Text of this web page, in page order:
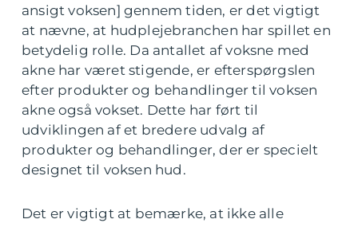
ansigt voksen] gennem tiden, er det vigtigt
at nævne, at hudplejebranchen har spillet en
betydelig rolle. Da antallet af voksne med
akne har været stigende, er efterspørgslen
efter produkter og behandlinger til voksen
akne også vokset. Dette har ført til
udviklingen af et bredere udvalg af
produkter og behandlinger, der er specielt
designet til voksen hud.
Det er vigtigt at bemærke, at ikke alle